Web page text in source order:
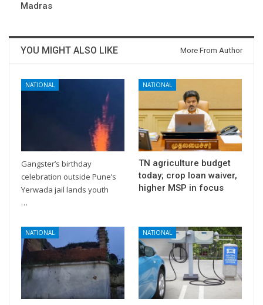
Madras
YOU MIGHT ALSO LIKE More From Author
NATIONAL
Gangster’s birthday
celebration outside Pune’s
Yerwada jail lands youth
…
NATIONAL
TN agriculture budget
today; crop loan waiver,
higher MSP in focus
NATIONAL NATIONAL